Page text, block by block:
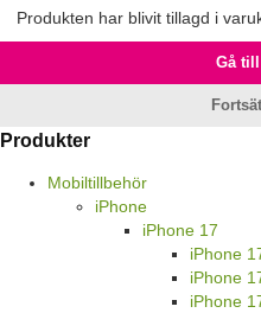
Produkten har blivit tillagd i
Gå
Produkter
Mobiltillbehör
iPhone
iPhone 17
iPhone
iPhone
iPhone